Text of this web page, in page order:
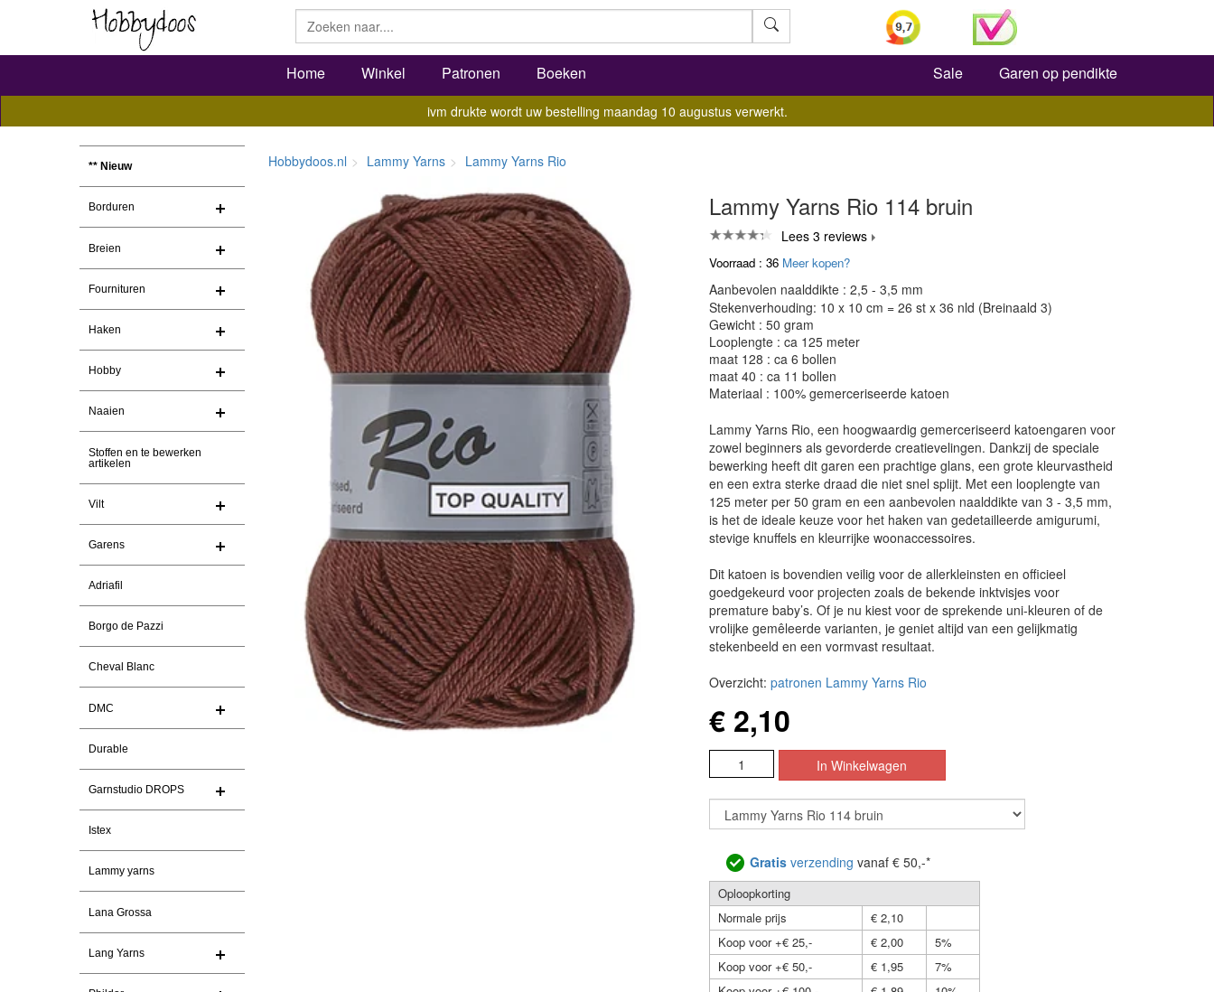
Zoeken
Home Winkel Patronen Boeken Sale Garen op pendikte
ivm drukte wordt uw bestelling maandag 10 augustus verwerkt.
** Nieuw
Borduren
Breien
Fournituren
Haken
Hobby
Naaien
Stoffen en te bewerken
artikelen
Vilt
Garens
Adriafil
Borgo de Pazzi
Cheval Blanc
DMC
Durable
Garnstudio DROPS
Istex
Lammy yarns
Lana Grossa
Lang Yarns
Hobbydoos.nl Lammy Yarns Lammy Yarns Rio
Lammy Yarns Rio 114 bruin
Lees 3 reviews
Voorraad : 36 Meer kopen?
Aanbevolen naalddikte : 2,5 - 3,5 mm
Stekenverhouding: 10 x 10 cm = 26 st x 36 nld (Breinaald 3)
Gewicht : 50 gram
Looplengte : ca 125 meter
maat 128 : ca 6 bollen
maat 40 : ca 11 bollen
Materiaal : 100% gemerceriseerde katoen
Lammy Yarns Rio, een hoogwaardig gemerceriseerd katoengaren voor
zowel beginners als gevorderde creatievelingen. Dankzij de speciale
bewerking heeft dit garen een prachtige glans, een grote kleurvastheid
en een extra sterke draad die niet snel splijt. Met een looplengte van
125 meter per 50 gram en een aanbevolen naalddikte van 3 - 3,5 mm,
is het de ideale keuze voor het haken van gedetailleerde amigurumi,
stevige knuffels en kleurrijke woonaccessoires.
Dit katoen is bovendien veilig voor de allerkleinsten en officieel
goedgekeurd voor projecten zoals de bekende inktvisjes voor
premature baby’s. Of je nu kiest voor de sprekende uni-kleuren of de
vrolijke gemêleerde varianten, je geniet altijd van een gelijkmatig
stekenbeeld en een vormvast resultaat.
Overzicht: patronen Lammy Yarns Rio
€ 2,10
Gratisverzending vanaf € 50,-*
Oploopkorting
Normale prijs
€ 2,10
Koop voor +€ 25,-
€ 2,00
5%
Koop voor +€ 50,-
€ 1,95
7%